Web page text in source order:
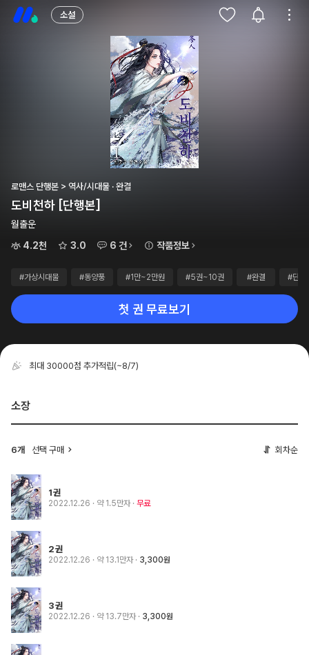
소설
로맨스 단행본 > 역사/시대물 · 완결
도비천하 [단행본]
월출운
4.2천
3.0 6 건 작품정보
#가상시대물 #동양풍 #1만~2만원 #5권~10권 #완결 #단행
첫 권 무료보기
최대 30000점 추가적립(~8/7)
소장
6개 선택 구매 회차순
1권
2022.12.26 · 약 1.5만자 무료
2권
2022.12.26 · 약 13.1만자 3,300원
3권
2022.12.26 · 약 13.7만자 3,300원